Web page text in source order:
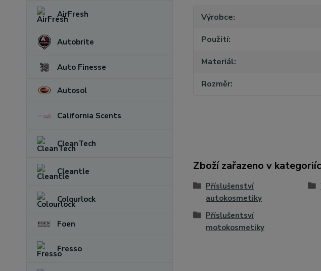
AirFresh
Autobrite
Auto Finesse
Autosol
California Scents
CleanTech
Cleantle
Colourlock
Foen
Fresso
Výrobce
Použití
Materiál
Rozměr
Zboží zařazeno v
Příslušenství
autokosmetiky
Příslušentsví
motokosmetiky